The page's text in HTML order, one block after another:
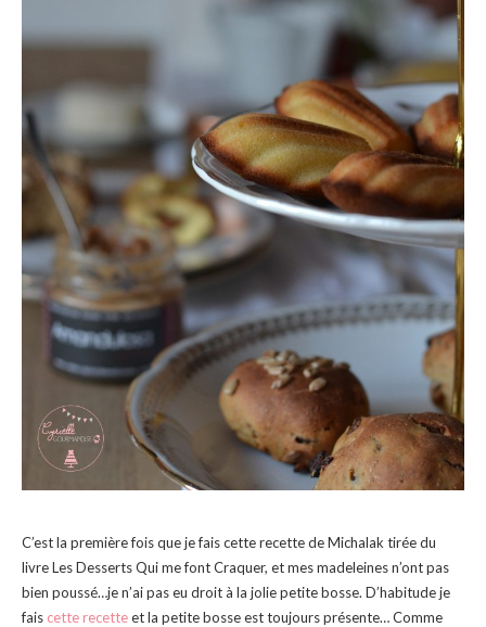
C’est la première fois que je fais cette recette de Michalak tirée du
livre Les Desserts Qui me font Craquer, et mes madeleines n’ont pas
bien poussé…je n’ai pas eu droit à la jolie petite bosse. D’habitude je
fais cette recetteet la petite bosse est toujours présente… Comme